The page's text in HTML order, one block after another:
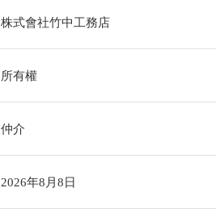
株式會社竹中工務店
所有權
仲介
2026年8月8日